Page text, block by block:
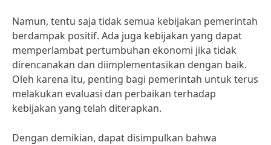
Namun, tentu saja tidak semua kebijakan pemerintah
berdampak positif. Ada juga kebijakan yang dapat
memperlambat pertumbuhan ekonomi jika tidak
direncanakan dan diimplementasikan dengan baik.
Oleh karena itu, penting bagi pemerintah untuk terus
melakukan evaluasi dan perbaikan terhadap
kebijakan yang telah diterapkan.
Dengan demikian, dapat disimpulkan bahwa